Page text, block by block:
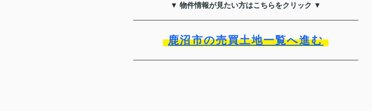
▼ 物件情報が見たい方はこちらをクリック ▼
鹿沼市の売買土地一覧へ進む